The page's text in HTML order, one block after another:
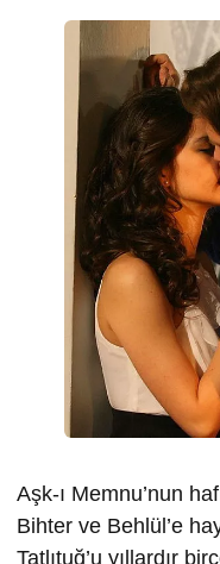
Aşk-ı Memnu’nun
Bihter ve Behlül’e
Tatlıtuğ’u yıllardır